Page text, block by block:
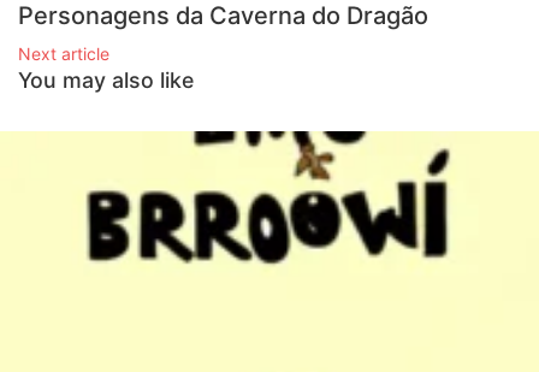
Personagens da Caverna do Dragão
Next article
You may also like